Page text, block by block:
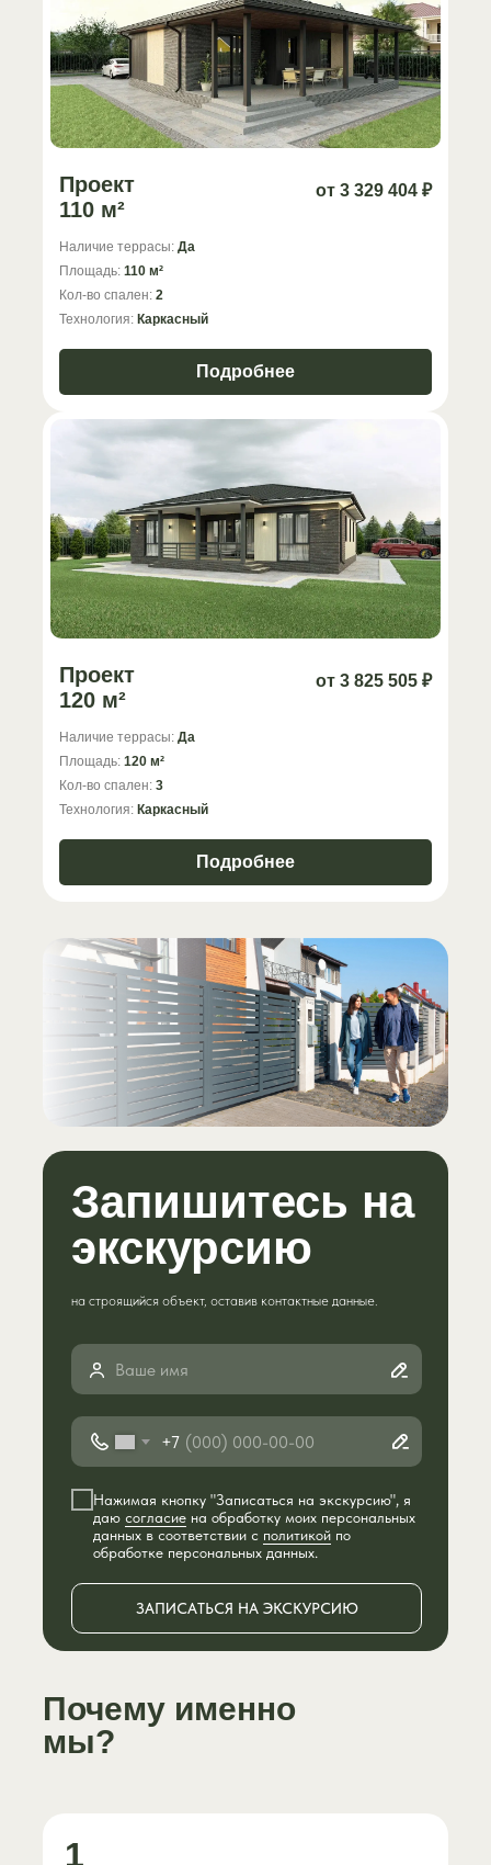
Проект
110 м²
от 3 329 404 ₽
Наличие террасы: Да
Площадь: 110 м²
Кол-во спален: 2
Технология: Каркасный
Подробнее
Проект
120 м²
от 3 825 505 ₽
Наличие террасы: Да
Площадь: 120 м²
Кол-во спален: 3
Технология: Каркасный
Подробнее
+7
Нажимая кнопку "Записаться на экскурсию", я
даю согласие на обработку моих персональных
данных в соответствии с политикой по
обработке персональных данных.
ЗАПИСАТЬСЯ НА ЭКСКУРСИЮ
Запишитесь на
экскурсию
на строящийся объект, оставив контактные данные.
1
Почему именно
мы?